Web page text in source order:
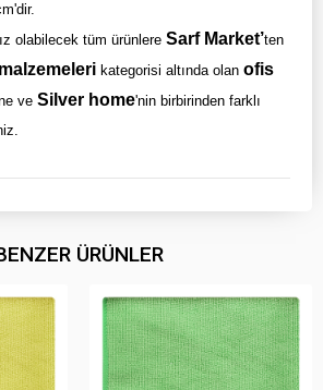
olabilecek tüm ürünlere Sarf Market’ten
kategorisi altında olan ofis
ve Silver home'nin birbirinden farklı
ÜRÜNLER